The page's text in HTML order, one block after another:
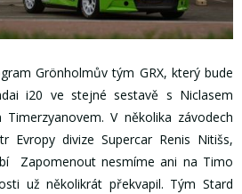
Grönholmův tým GRX, který bude
i20 ve stejné sestavě s Niclasem
V několika závodech
Evropy divize Supercar Renis Nitišs,
Zapomenout nesmíme ani na Timo
už několikrát překvapil. Tým Stard